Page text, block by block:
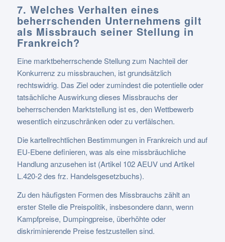
7. Welches Verhalten eines
beherrschenden Unternehmens gilt
als Missbrauch seiner Stellung in
Frankreich?
Eine marktbeherrschende Stellung zum Nachteil der
Konkurrenz zu missbrauchen, ist grundsätzlich
rechtswidrig. Das Ziel oder zumindest die potentielle oder
tatsächliche Auswirkung dieses Missbrauchs der
beherrschenden Marktstellung ist es, den Wettbewerb
wesentlich einzuschränken oder zu verfälschen.
Die kartellrechtlichen Bestimmungen in Frankreich und auf
EU-Ebene definieren, was als eine missbräuchliche
Handlung anzusehen ist (Artikel 102 AEUV und Artikel
L.420-2 des frz. Handelsgesetzbuchs).
Zu den häufigsten Formen des Missbrauchs zählt an
erster Stelle die Preispolitik, insbesondere dann, wenn
Kampfpreise, Dumpingpreise, überhöhte oder
diskriminierende Preise festzustellen sind.